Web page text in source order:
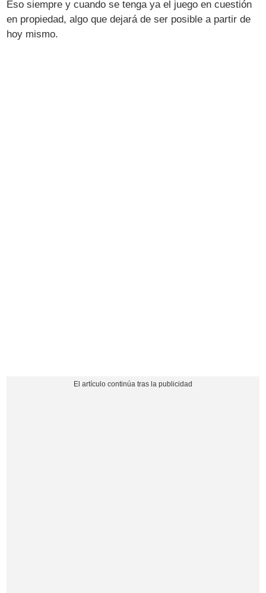
Eso siempre y cuando se tenga ya el juego en cuestión
en propiedad, algo que dejará de ser posible a partir de
hoy mismo.